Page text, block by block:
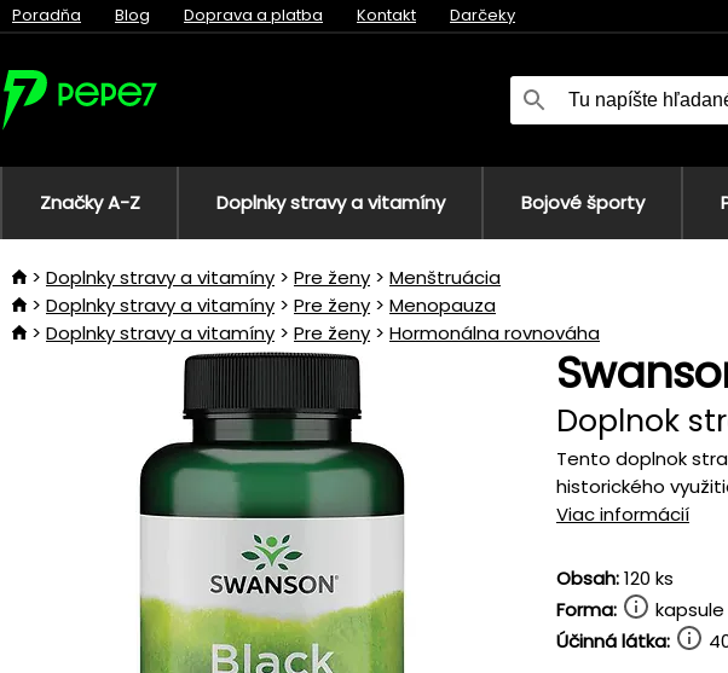
Poradňa Blog Doprava a platba Kontakt Darčeky
Značky A-Z Doplnky stravy a vitamíny Bojové športy
Doplnky stravy a vitamíny Pre ženy
Menštruácia
Doplnky stravy a vitamíny
Pre ženy
Menopauza
Doplnky stravy a vitamíny
Pre ženy Hormonálna rovnováha
Doplnok
Tento doplnok
historického
Viac informácií
Obsah:120 ks
Forma:
kapsule
Účinná látka: